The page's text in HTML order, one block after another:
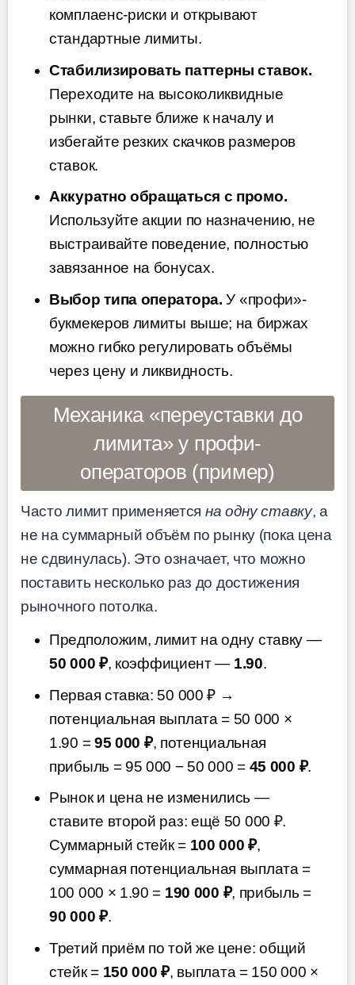
комплаенс-риски и открывают
стандартные лимиты.
Стабилизировать паттерны ставок.
Переходите на высоколиквидные
рынки, ставьте ближе к началу и
избегайте резких скачков размеров
ставок.
Аккуратно обращаться с промо.
Используйте акции по назначению, не
выстраивайте поведение, полностью
завязанное на бонусах.
Выбор типа оператора. У «профи»-
букмекеров лимиты выше; на биржах
можно гибко регулировать объёмы
через цену и ликвидность.
Механика «переуставки до
лимита» у профи-
операторов (пример)
Часто лимит применяется на одну ставку, а
не на суммарный объём по рынку (пока цена
не сдвинулась). Это означает, что можно
поставить несколько раз до достижения
рыночного потолка.
Предположим, лимит на одну ставку —
50 000 ₽, коэффициент — 1.90.
Первая ставка: 50 000 ₽ →
потенциальная выплата = 50 000 ×
1.90 =95 000 ₽, потенциальная
прибыль = 95 000 − 50 000 = 45 000 ₽.
Рынок и цена не изменились —
ставите второй раз: ещё 50 000 ₽.
Суммарный стейк = 100 000 ₽,
суммарная потенциальная выплата =
100 000 × 1.90 = 190 000 ₽, прибыль =
90 000 ₽.
Третий приём по той же цене: общий
стейк = 150 000 ₽, выплата = 150 000 ×